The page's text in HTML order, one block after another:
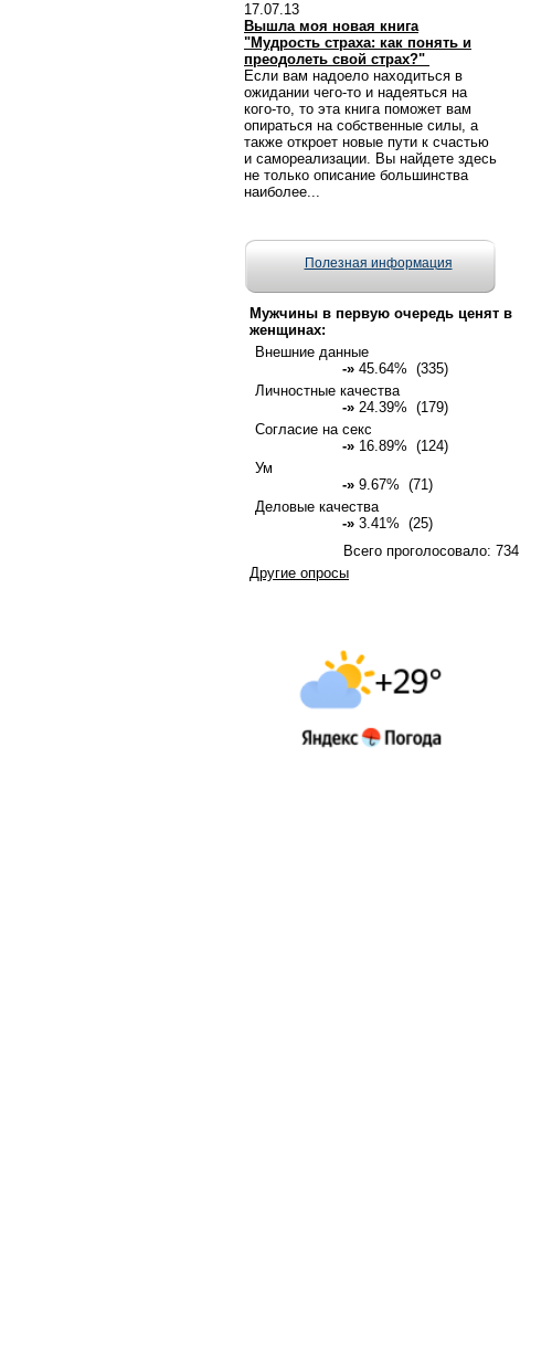
17.07.13
Вышла моя новая книга
"Мудрость страха: как понять и
преодолеть свой страх?"
Если вам надоело находиться в
ожидании чего-то и надеяться на
кого-то, то эта книга поможет вам
опираться на собственные силы, а
также откроет новые пути к счастью
и самореализации. Вы найдете здесь
не только описание большинства
наиболее...
Полезная информация
Мужчины в первую очередь ценят в
женщинах:
Внешние данные
-» 45.64% (335)
Личностные качества
-» 24.39% (179)
Согласие на секс
-» 16.89% (124)
Ум
-» 9.67% (71)
Деловые качества
-» 3.41% (25)
Всего проголосовало: 734
Другие опросы